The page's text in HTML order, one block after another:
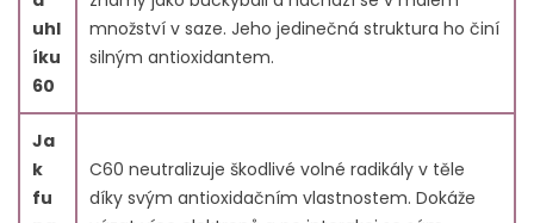
uhl
íku
60
množství v saze. Jeho jedinečná struktura ho činí
silným antioxidantem.
Ja
k
fu
C60 neutralizuje škodlivé volné radikály v těle
díky svým antioxidačním vlastnostem. Dokáže